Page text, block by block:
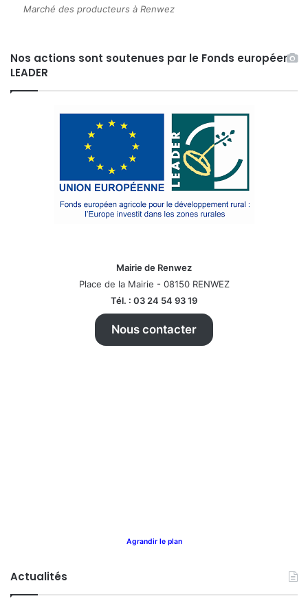
Marché des producteurs à Renwez
Nos actions sont soutenues par le Fonds européen
LEADER
Mairie de Renwez
Place de la Mairie - 08150 RENWEZ
Tél. : 03 24 54 93 19
Nous contacter
Agrandir le plan
Actualités